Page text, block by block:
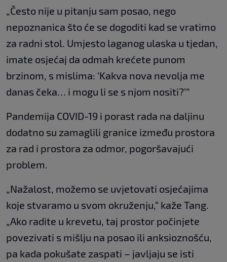
„Često nije u pitanju sam posao, nego
nepoznanica što će se dogoditi kad se vratimo
za radni stol. Umjesto laganog ulaska u tjedan,
imate osjećaj da odmah krećete punom
brzinom, s mislima: ‘Kakva nova nevolja me
danas čeka… i mogu li se s njom nositi?’“
Pandemija COVID-19 i porast rada na daljinu
dodatno su zamaglili granice između prostora
za rad i prostora za odmor, pogoršavajući
problem.
„Nažalost, možemo se uvjetovati osjećajima
koje stvaramo u svom okruženju,“ kaže Tang.
„Ako radite u krevetu, taj prostor počinjete
povezivati s mišlju na posao ili anksioznošću,
pa kada pokušate zaspati – javljaju se isti